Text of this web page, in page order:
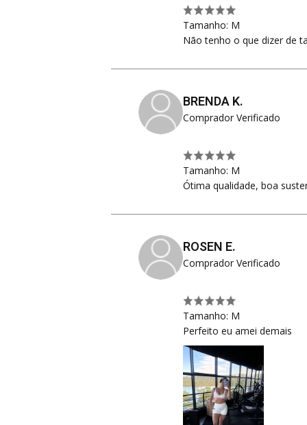
Tamanho: M
Não tenho o que dizer de
BRENDA K.
Comprador Verificado
Tamanho: M
Ótima qualidade, boa
ROSEN E.
Comprador Verificado
Tamanho: M
Perfeito eu amei demais